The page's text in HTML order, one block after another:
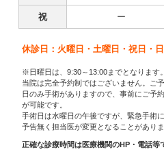
祝 ー
休診日：火曜日・土曜日・祝日・
※日曜日は、9:30～13:00までとなります。
当院は完全予約制ではございません。ご
日のみ手術がありますので、事前にご予
が可能です。
手術日は水曜日の午後ですが、緊急手術
予告無く担当医が変更となることがあり
正確な診療時間は医療機関のHP・電話等